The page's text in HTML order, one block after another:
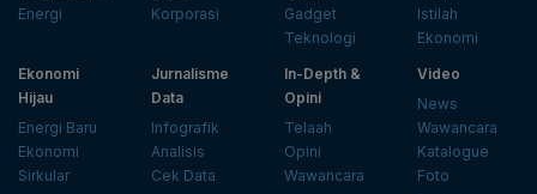
Energi
Korporasi
Gadget
Teknologi
Istilah
Ekonomi
Ekonomi
Hijau
Energi Baru
Ekonomi
Sirkular
Jurnalisme
Data
Infografik
Analisis
Cek Data
In-Depth &
Opini
Telaah
Opini
Wawancara
Video
News
Wawancara
Katalogue
Foto